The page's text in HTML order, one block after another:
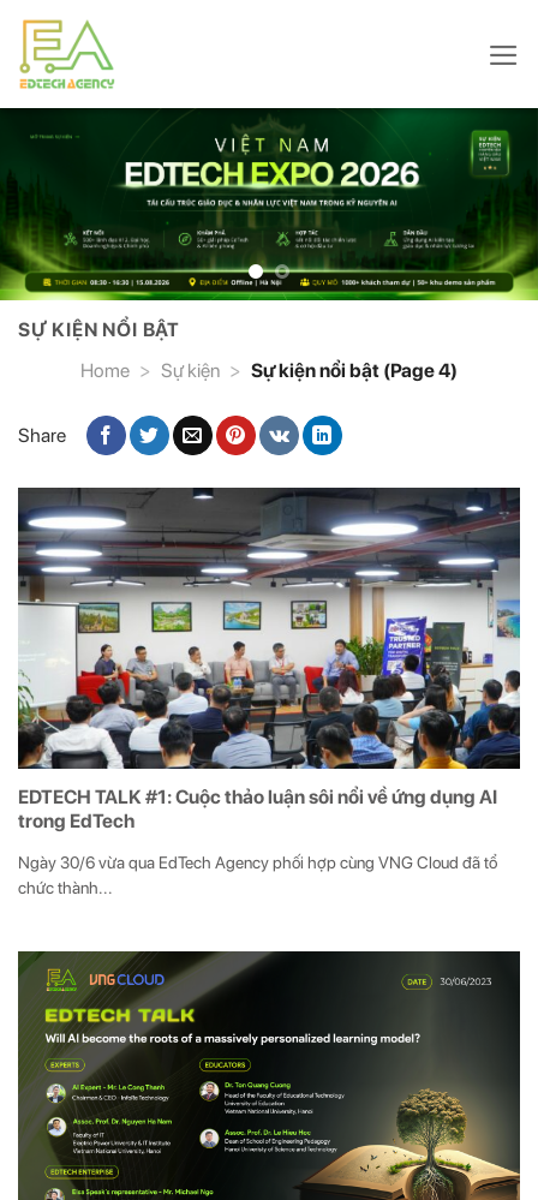
content
SỰ KIỆN NỔI BẬT
Home > Sự kiện > Sự kiện nổi bật (Page 4)
Share
EDTECH TALK #1: Cuộc thảo luận sôi nổi về ứng dụng AI
trong EdTech
Ngày 30/6 vừa qua EdTech Agency phối hợp cùng VNG Cloud đã tổ
chức thành...